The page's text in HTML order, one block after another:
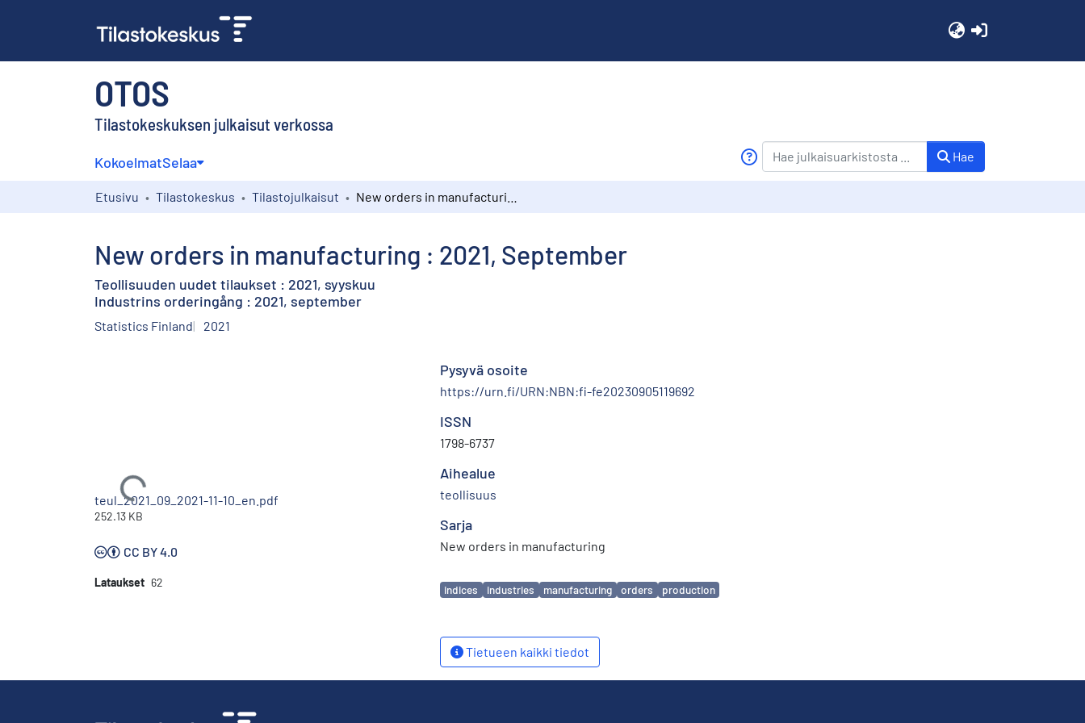
OTOS
Tilastokeskuksen julkaisut verkossa
KokoelmatSelaa Hae
Etusivu Tilastokeskus Tilastojulkaisut
New orders in manufacturing : 2021, September
Teollisuuden uudet tilaukset : 2021, syyskuu
Industrins orderingång : 2021, september
Statistics Finland 2021
Ladataan...
teul_2021_09_2021-11-10_en.pdf
252.13 KB
CC BY 4.0
Lataukset 62
Pysyvä osoite
https://urn.fi/URN:NBN:fi-fe20230905119692
ISSN
1798-6737
Aihealue
teollisuus
Sarja
New orders in manufacturing
Avainsanat
indices industries manufacturing orders production
Tietueen kaikki tiedot